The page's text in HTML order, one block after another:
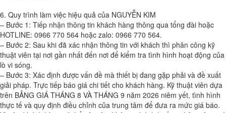
6. Quy trình làm việc hiệu quả của NGUYỄN KIM
– Bước 1: Tiếp nhận thông tin khách hàng thông qua tổng đài hoặc
HOTLINE: 0966 770 564 hoặc zalo: 0966 770 564.
– Bước 2: Sau khi đã xác nhận thông tin với khách thì phân công kỹ
thuật viên tại nơi gần nhất đến nơi để kiểm tra tình hình hoạt động của
lò vi sóng.
– Bước 3: Xác định được vấn đề mà thiết bị đang gặp phải và đề xuất
giải pháp. Trực tiếp báo giá chi tiết cho khách hàng. Kỹ thuật viên dựa
trên BẢNG GIÁ THÁNG 8 VÀ THÁNG 9 năm 2026 niêm yết, tình hình
thực tế và quy định điều chỉnh của trung tâm để đưa ra mức giá báo.